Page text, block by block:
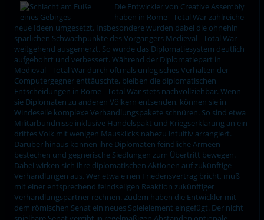
Die Entwickler von Creative Assembly
haben in Rome - Total War zahlreiche
neue Ideen umgesetzt. Insbesondere wurden dabei die ohnehin
spärlichen Schwachpunkte des Vorgängers Medieval - Total War
weitgehend ausgemerzt. So wurde das Diplomatiesystem deutlich
aufgebohrt und verbessert. Während der Diplomatiepart in
Medieval - Total War durch oftmals unlogisches Verhalten der
Computergegner enttäuschte, bleiben die diplomatischen
Entscheidungen in Rome - Total War stets nachvollziehbar. Wenn
sie Diplomaten zu anderen Völkern entsenden, können sie in
Windeseile komplexe Verhandlungspakete schnüren. So sind etwa
Militärbündnisse inklusive Handelspakt und Kriegserklärung an ein
drittes Volk mit wenigen Mausklicks nahezu intuitiv arrangiert.
Darüber hinaus können ihre Diplomaten feindliche Armeen
bestechen und gegnerische Siedlungen zum Übertritt bewegen.
Dabei wirken sich ihre diplomatischen Aktionen auf zukünftige
Verhandlungen aus. Wer etwa einen Friedensvertrag bricht, muß
mit einer entsprechend feindseligen Reaktion zukünftiger
Verhandlungspartner rechnen. Zudem haben die Entwickler mit
dem römischen Senat ein neues Spielelement eingefügt. Der nicht